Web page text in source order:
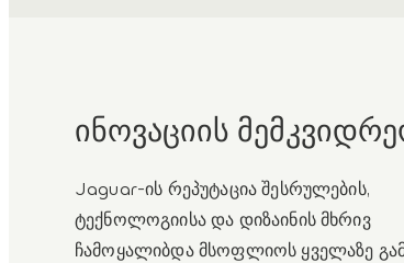
ინოვაციის
Jaguar-ის რეპუტაცია შესრულების,
ტექნოლოგიისა და დიზაინის მხრივ
ჩამოყალიბდა მსოფლიოს ყველაზე